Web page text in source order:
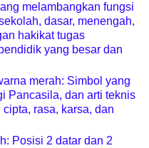
melambangkan fungsi
dasar, menengah,
hakikat tugas
yang besar dan
merah: Simbol yang
Pancasila, dan arti teknis
rasa, karsa, dan
Posisi 2 datar dan 2